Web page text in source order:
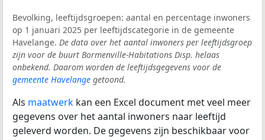
Bevolking, leeftijdsgroepen: aantal en percentage inwoners
op 1 januari 2025 per leeftijdscategorie in de gemeente
Havelange. De data over het aantal inwoners per leeftijdsgroep
zijn voor de buurt Bormenville-Habitations Disp. helaas
onbekend. Daarom worden de leeftijdsgegevens voor de
gemeente Havelange getoond.
Als maatwerk kan een Excel document met veel meer
gegevens over het aantal inwoners naar leeftijd
geleverd worden. De gegevens zijn beschikbaar voor